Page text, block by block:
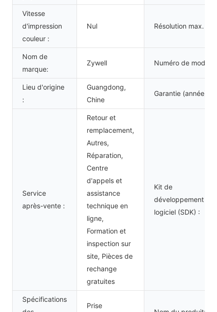
Vitesse
d'impression
couleur :
Nul Résolution max. :
Nom de
marque:
Zywell Numéro de modèle:
Lieu d'origine
:
Guangdong,
Chine
Garantie (année) :
Service
après-vente :
Retour et
remplacement,
Autres,
Réparation,
Centre
d'appels et
assistance
technique en
ligne,
Formation et
inspection sur
site, Pièces de
rechange
gratuites
Kit de
développement
logiciel (SDK) :
Spécifications
Prise